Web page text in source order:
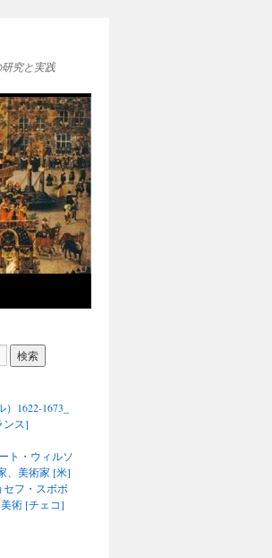
究と実践
1622-1673_
ンス]
ト・ウィルソ
、美術家 [米]
セフ・スボボ
術 [チェコ]